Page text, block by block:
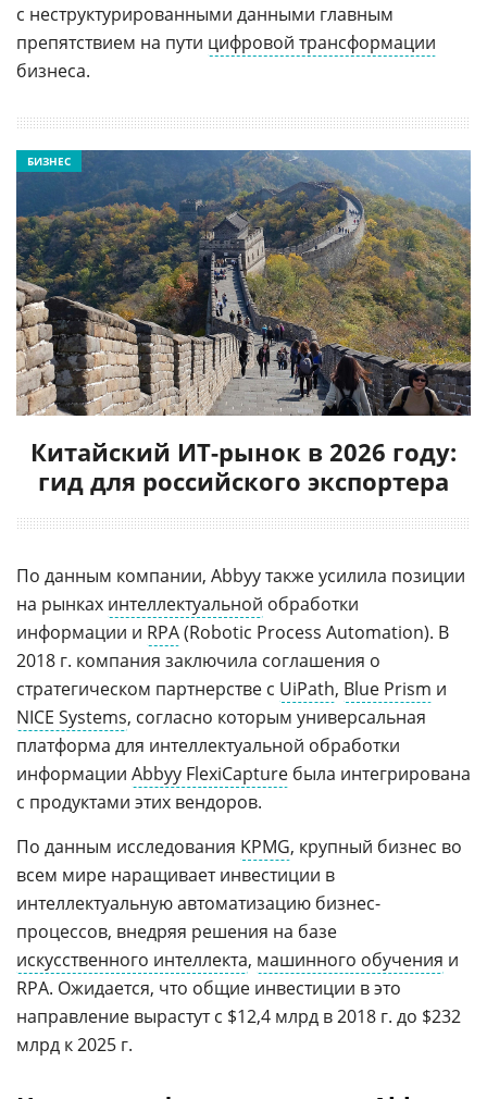
с неструктурированными данными главным
препятствием на пути цифровой трансформации
бизнеса.
Китайский ИТ-рынок в 2026 году:
гид для российского экспортера
БИЗНЕС
По данным компании, Abbyy также усилила позиции
на рынках интеллектуальной обработки
информации и RPA(Robotic Process Automation). В
2018 г. компания заключила соглашения о
стратегическом партнерстве с UiPath, Blue Prism и
NICE Systems, согласно которым универсальная
платформа для интеллектуальной обработки
информации Abbyy FlexiCapture была интегрирована
c продуктами этих вендоров.
По данным исследования KPMG, крупный бизнес во
всем мире наращивает инвестиции в
интеллектуальную автоматизацию бизнес-
процессов, внедряя решения на базе
искусственного интеллекта, машинного обучения и
RPA. Ожидается, что общие инвестиции в это
направление вырастут с $12,4 млрд в 2018 г. до $232
млрд к 2025 г.